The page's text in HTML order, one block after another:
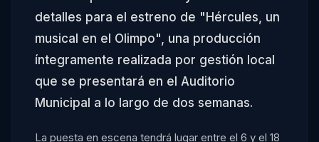
detalles para el estreno de "Hércules, un
musical en el Olimpo", una producción
íntegramente realizada por gestión local
que se presentará en el Auditorio
Municipal a lo largo de dos semanas.
La puesta en escena tendrá lugar entre el 6 y el 18